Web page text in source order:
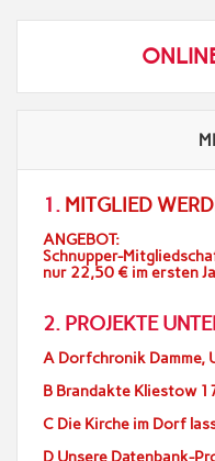
1. MITGLIED
ANGEBOT:
Schnupper-
nur 22,50 € im ersten
2. PROJEKTE
A Dorfchronik Damme,
B Brandakte Kliestow
C Die Kirche im Dorf
D Unsere Datenbank-